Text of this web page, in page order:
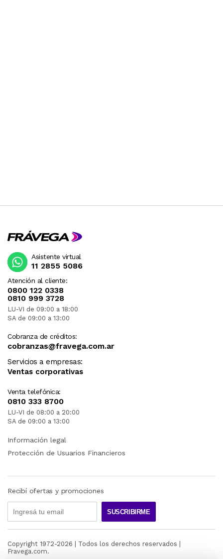
Atención al cliente:
0800 122 0338
0810 999 3728
LU-VI de 09:00 a 18:00
SA de 09:00 a 13:00
Cobranza de créditos:
cobranzas@fravega.com.ar
Servicios a empresas:
Ventas corporativas
Venta telefónica:
0810 333 8700
LU-VI de 08:00 a 20:00
SA de 09:00 a 13:00
Asistente virtual
11 2855 5086
Información legal
Protección de Usuarios Financieros
Recibí ofertas y promociones
SUSCRIBIRME
Copyright 1972-2026 | Todos los derechos reservados |
Fravega.com.